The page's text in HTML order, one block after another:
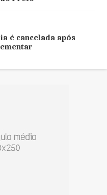
é cancelada após